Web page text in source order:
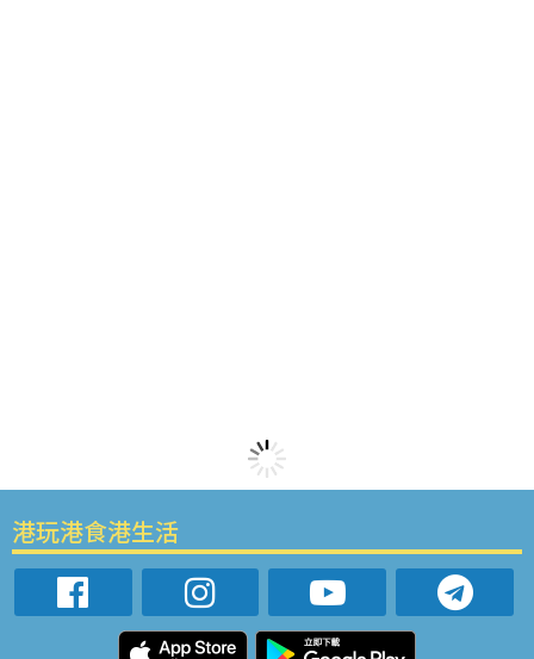
港玩港食港生活